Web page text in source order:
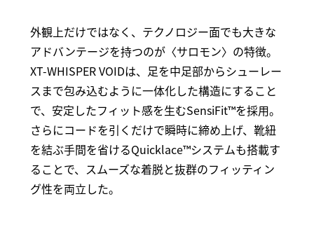
外観上だけではなく、テクノロジー面でも大きな
アドバンテージを持つのが〈サロモン〉の特徴。
XT-WHISPER VOIDは、足を中足部からシューレー
スまで包み込むように一体化した構造にすること
で、安定したフィット感を生むSensiFit™を採用。
さらにコードを引くだけで瞬時に締め上げ、靴紐
を結ぶ手間を省けるQuicklace™システムも搭載す
ることで、スムーズな着脱と抜群のフィッティン
グ性を両立した。